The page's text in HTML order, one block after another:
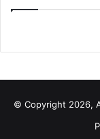
© Copyright 2026,